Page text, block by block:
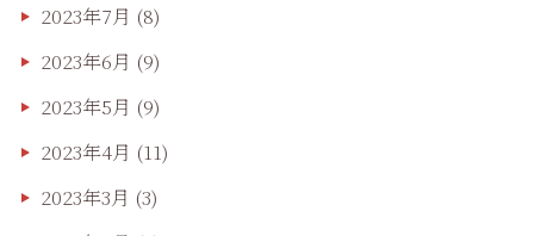
2023年7月 (8)
2023年6月 (9)
2023年5月 (9)
2023年4月 (11)
2023年3月 (3)